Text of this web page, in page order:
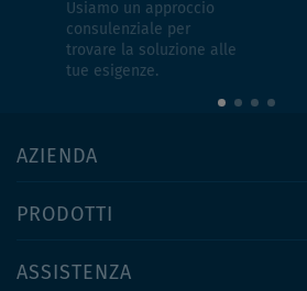
Usiamo un approccio
consulenziale per
trovare la soluzione alle
tue esigenze.
AZIENDA
PRODOTTI
ASSISTENZA